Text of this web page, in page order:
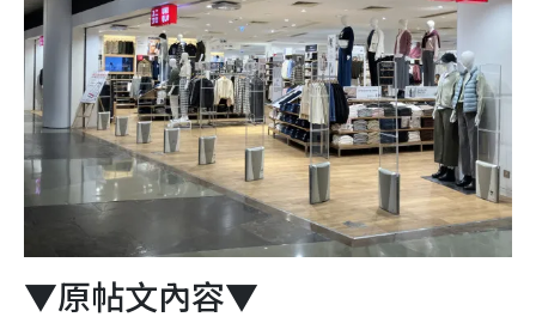
▼原帖文內容▼